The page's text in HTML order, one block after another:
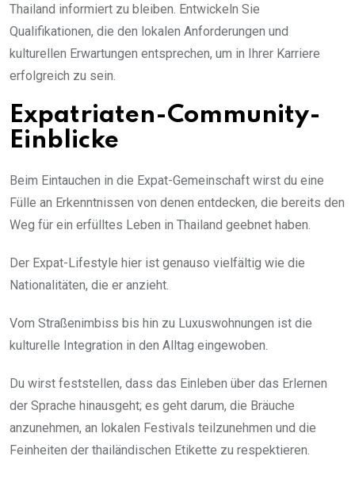
Thailand informiert zu bleiben. Entwickeln Sie
Qualifikationen, die den lokalen Anforderungen und
kulturellen Erwartungen entsprechen, um in Ihrer Karriere
erfolgreich zu sein.
Expatriaten-Community-
Einblicke
Beim Eintauchen in die Expat-Gemeinschaft wirst du eine
Fülle an Erkenntnissen von denen entdecken, die bereits den
Weg für ein erfülltes Leben in Thailand geebnet haben.
Der Expat-Lifestyle hier ist genauso vielfältig wie die
Nationalitäten, die er anzieht.
Vom Straßenimbiss bis hin zu Luxuswohnungen ist die
kulturelle Integration in den Alltag eingewoben.
Du wirst feststellen, dass das Einleben über das Erlernen
der Sprache hinausgeht; es geht darum, die Bräuche
anzunehmen, an lokalen Festivals teilzunehmen und die
Feinheiten der thailändischen Etikette zu respektieren.